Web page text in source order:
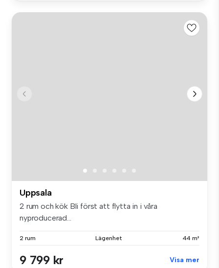
Uppsala
2 rum och kök Bli först att flytta in i våra
nyproducerad...
2 rum Lägenhet 44 m²
9 799 kr Visa mer